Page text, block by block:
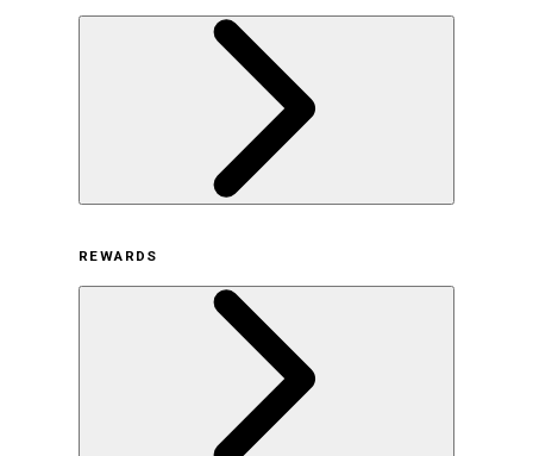
サステナビリティの取り組み（日本）
サステナビリティの取り組み（米国/英語）
ヒストリー
採用情報
オンラインストア利用規約
プライバシーポリシー
特定商取引法に基づく表示
古物営業法に基づく表示
REWARDS